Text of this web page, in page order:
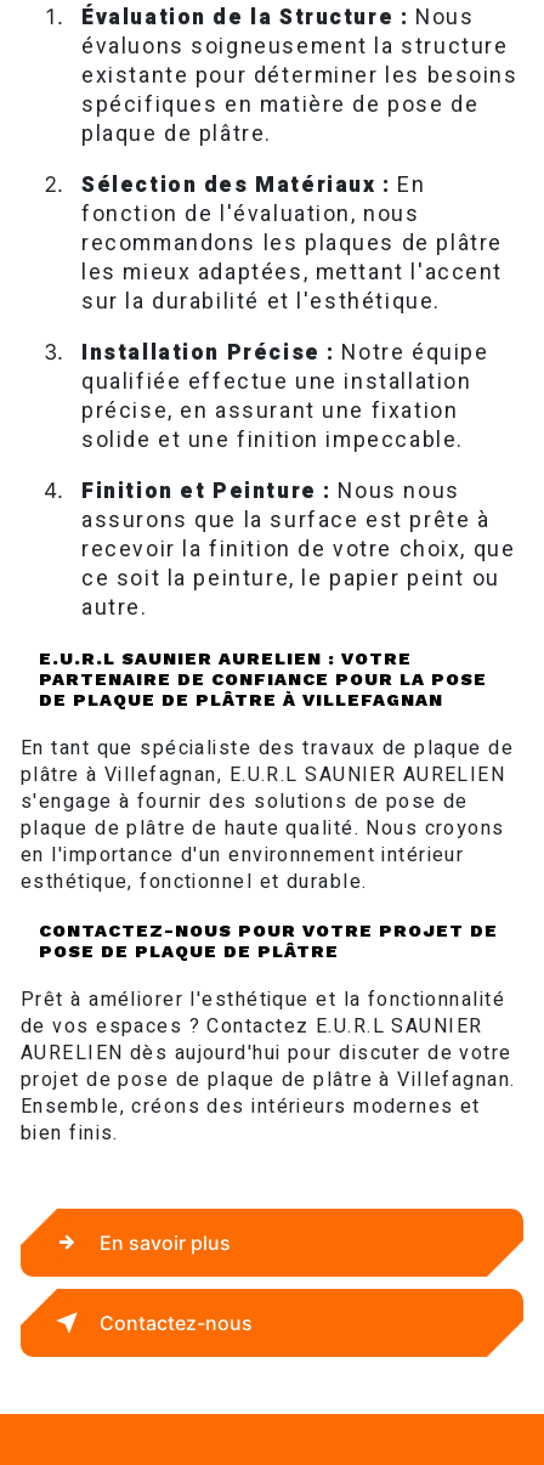
Évaluation de la Structure : Nous
évaluons soigneusement la structure
existante pour déterminer les besoins
spécifiques en matière de pose de
plaque de plâtre.
Sélection des Matériaux : En
fonction de l'évaluation, nous
recommandons les plaques de plâtre
les mieux adaptées, mettant l'accent
sur la durabilité et l'esthétique.
Installation Précise : Notre équipe
qualifiée effectue une installation
précise, en assurant une fixation
solide et une finition impeccable.
Finition et Peinture : Nous nous
assurons que la surface est prête à
recevoir la finition de votre choix, que
ce soit la peinture, le papier peint ou
autre.
E.U.R.L SAUNIER AURELIEN : VOTRE
PARTENAIRE DE CONFIANCE POUR LA POSE
DE PLAQUE DE PLÂTRE À VILLEFAGNAN
En tant que spécialiste des travaux de plaque de
plâtre à Villefagnan, E.U.R.L SAUNIER AURELIEN
s'engage à fournir des solutions de pose de
plaque de plâtre de haute qualité. Nous croyons
en l'importance d'un environnement intérieur
esthétique, fonctionnel et durable.
CONTACTEZ-NOUS POUR VOTRE PROJET DE
POSE DE PLAQUE DE PLÂTRE
Prêt à améliorer l'esthétique et la fonctionnalité
de vos espaces ? Contactez E.U.R.L SAUNIER
AURELIEN dès aujourd'hui pour discuter de votre
projet de pose de plaque de plâtre à Villefagnan.
Ensemble, créons des intérieurs modernes et
bien finis.
En savoir plus
Contactez-nous